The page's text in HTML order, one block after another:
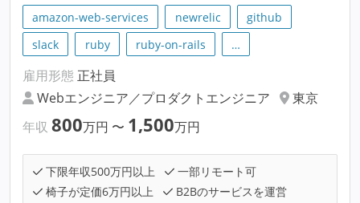
amazon-web-services newrelic
github
slack
ruby ruby-on-rails …
雇用形態 正社員
Webエンジニア／プロダクトエンジニア
東京
年収 800万円 〜 1,500万円
下限年収500万円以上
一部リモート可
椅子が定価6万円以上
B2Bのサービスを運営